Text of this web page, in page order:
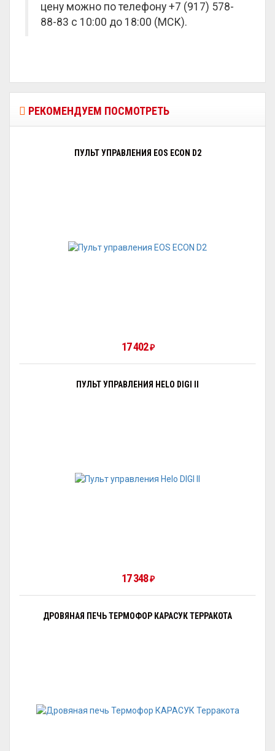
цену можно по телефону +7 (917) 578-
88-83 с 10:00 до 18:00 (МСК).
РЕКОМЕНДУЕМ ПОСМОТРЕТЬ
ПУЛЬТ УПРАВЛЕНИЯ EOS ECON D2
17 402 ₽
ПУЛЬТ УПРАВЛЕНИЯ HELO DIGI II
17 348 ₽
ДРОВЯНАЯ ПЕЧЬ ТЕРМОФОР КАРАСУК ТЕРРАКОТА